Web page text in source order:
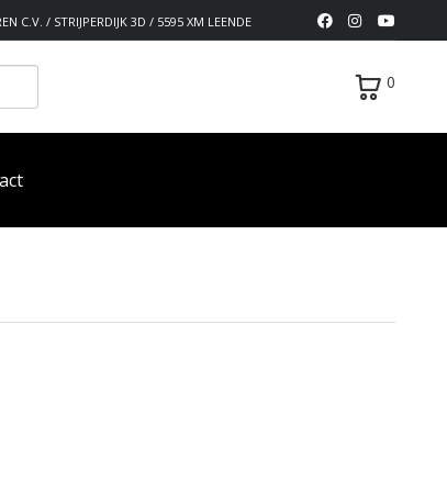
C.V. / STRIJPERDIJK 3D / 5595 XM LEENDE
0